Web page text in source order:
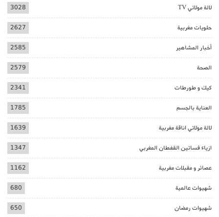
لالة مولاتي TV 3028
حلويات مغربية 2627
أخبار المشاهير 2585
الصحة 2579
كيك و طورطات 2341
العناية بالجسم 1785
لالة مولاتي اناقة مغربية 1639
ازياء فساتين القفطان المغربي 1347
عصائر و مقبلات مغربية 1162
شهيوات عالمية 680
شهيوات رمضان 650